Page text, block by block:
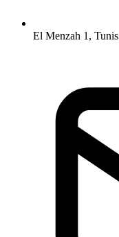
El Menzah 1, Tunis